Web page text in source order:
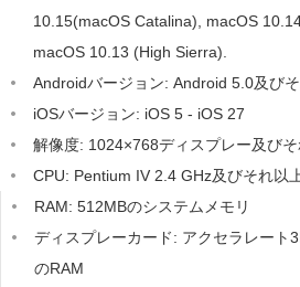
言語選択
10.15(macOS Catalina), macOS
macOS 10.13 (High Sierra).
Androidバージョン: Android 5.0及び
iOSバージョン: iOS 5 - iOS 27
解像度: 1024×768ディスプレー及びそ
CPU: Pentium IV 2.4 GHz及びそれ以
RAM: 512MBのシステムメモリ
ディスプレーカード: アクセラレート
のRAM